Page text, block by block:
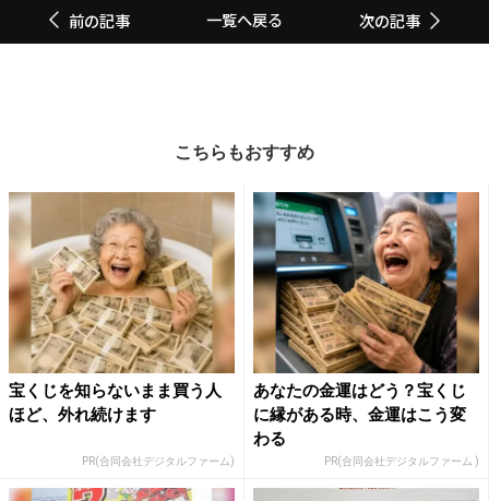
前の記事 一覧へ戻る 次の記事
こちらもおすすめ
宝くじを知らないまま買う人
ほど、外れ続けます
PR(合同会社デジタルファーム)
あなたの金運はどう？宝くじ
に縁がある時、金運はこう変
わる
PR(合同会社デジタルファーム )